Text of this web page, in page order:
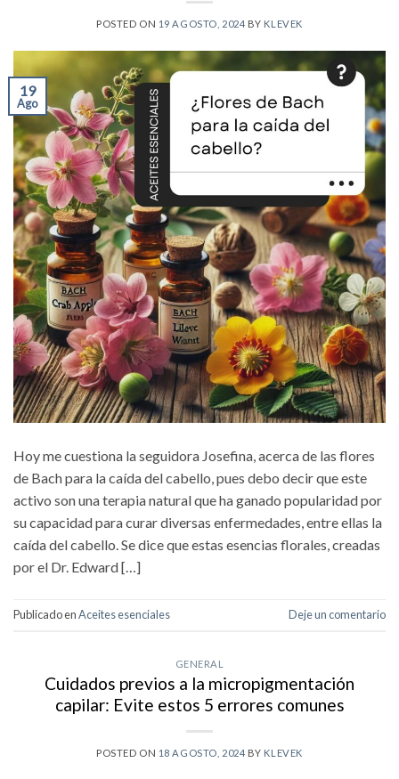
POSTED ON 19 AGOSTO, 2024 BY KLEVEK
19
Ago
Hoy me cuestiona la seguidora Josefina, acerca de las flores
de Bach para la caída del cabello, pues debo decir que este
activo son una terapia natural que ha ganado popularidad por
su capacidad para curar diversas enfermedades, entre ellas la
caída del cabello. Se dice que estas esencias florales, creadas
por el Dr. Edward […]
Publicado enAceites esenciales Deje un comentario
GENERAL
Cuidados previos a la micropigmentación
capilar: Evite estos 5 errores comunes
POSTED ON 18 AGOSTO, 2024 BY KLEVEK